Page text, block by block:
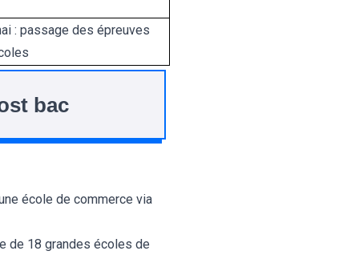
: passage des épreuves
bac
école de commerce via
de 18 grandes écoles de